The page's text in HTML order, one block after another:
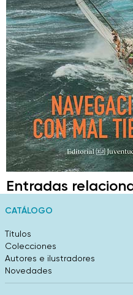
Entradas
CATÁLOGO
Títulos
Colecciones
Autores e ilustradores
Novedades